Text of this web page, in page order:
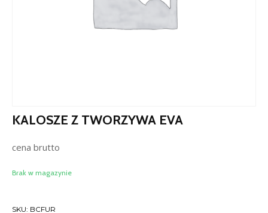
KALOSZE Z TWORZYWA EVA
cena brutto
Brak w magazynie
SKU: BCFUR